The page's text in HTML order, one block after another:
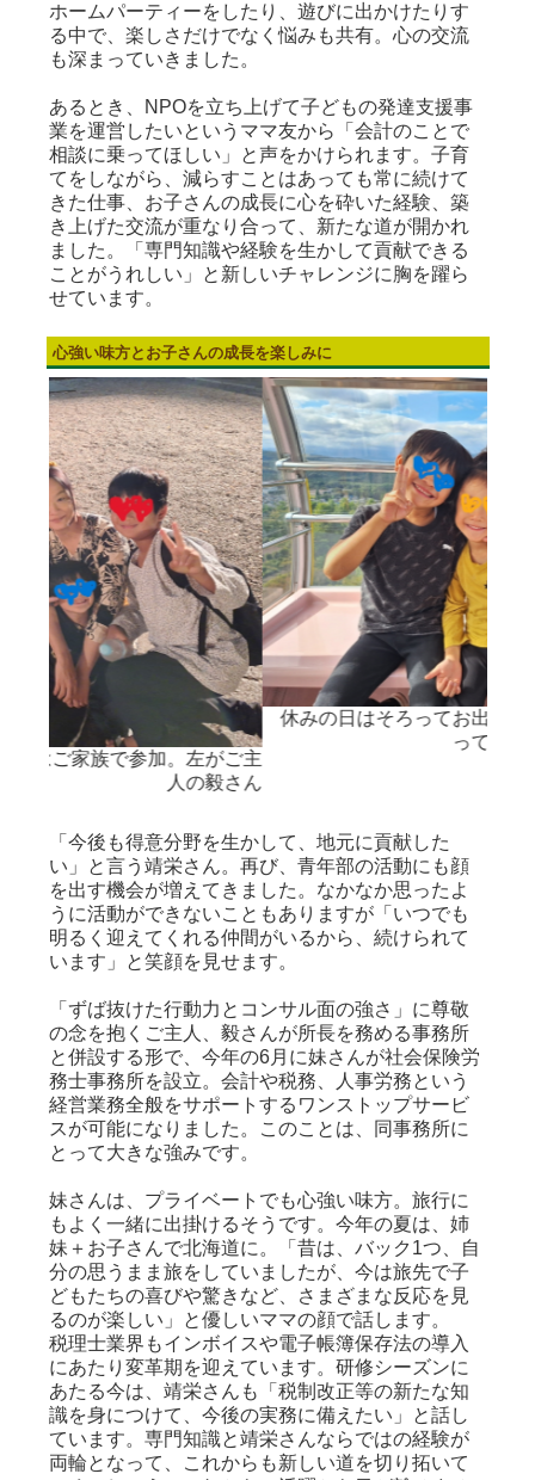
ホームパーティーをしたり、遊びに出かけたりす
る中で、楽しさだけでなく悩みも共有。心の交流
も深まっていきました。
あるとき、NPOを立ち上げて子どもの発達支援事
業を運営したいというママ友から「会計のことで
相談に乗ってほしい」と声をかけられます。子育
てをしながら、減らすことはあっても常に続けて
きた仕事、お子さんの成長に心を砕いた経験、築
き上げた交流が重なり合って、新たな道が開かれ
ました。「専門知識や経験を生かして貢献できる
ことがうれしい」と新しいチャレンジに胸を躍ら
せています。
心強い味方とお子さんの成長を楽しみに
休みの日はそろってお出かけ。ご家族みんなにと
ってよい思い出になりますね
「今後も得意分野を生かして、地元に貢献した
い」と言う靖栄さん。再び、青年部の活動にも顔
を出す機会が増えてきました。なかなか思ったよ
うに活動ができないこともありますが「いつでも
明るく迎えてくれる仲間がいるから、続けられて
います」と笑顔を見せます。
「ずば抜けた行動力とコンサル面の強さ」に尊敬
の念を抱くご主人、毅さんが所長を務める事務所
と併設する形で、今年の6月に妹さんが社会保険労
務士事務所を設立。会計や税務、人事労務という
経営業務全般をサポートするワンストップサービ
スが可能になりました。このことは、同事務所に
とって大きな強みです。
妹さんは、プライベートでも心強い味方。旅行に
もよく一緒に出掛けるそうです。今年の夏は、姉
妹＋お子さんで北海道に。「昔は、バック1つ、自
分の思うまま旅をしていましたが、今は旅先で子
どもたちの喜びや驚きなど、さまざまな反応を見
るのが楽しい」と優しいママの顔で話します。
税理士業界もインボイスや電子帳簿保存法の導入
にあたり変革期を迎えています。 研修シーズンに
あたる今は、靖栄さんも「 税制改正等の新たな知
識を身につけて、今後の実務に備えたい」と話し
ています。 専門知識と靖栄さんならではの経験が
両輪となって、これからも新しい道を切り拓いて